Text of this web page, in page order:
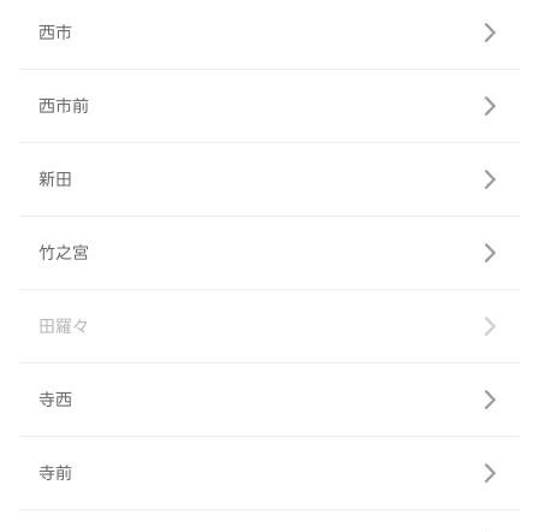
西市
西市前
新田
竹之宮
田羅々
寺西
寺前